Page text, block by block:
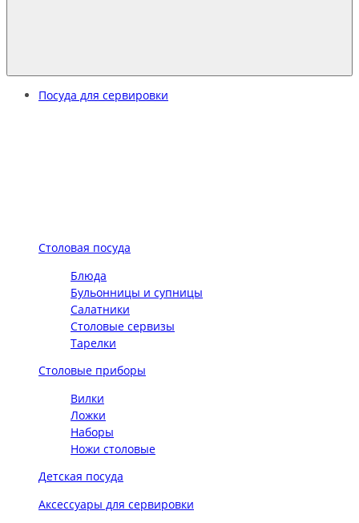
Посуда для сервировки
Столовая посуда
Блюда
Бульонницы и супницы
Салатники
Столовые сервизы
Тарелки
Столовые приборы
Вилки
Ложки
Наборы
Ножи столовые
Детская посуда
Аксессуары для сервировки